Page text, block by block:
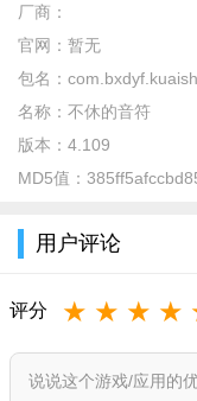
萌宠享受不一样的音
计，时下最流行的曲
乐趣与快乐。
不休的音符安卓版
极致享受【演奏】
人，合着美妙的旋律
汇聚全网海量热歌
厂商：
官网： 暂无
包名：
名称： 不休的音符
版本： 4.109
MD5值：
用户评论
评分 ★ ★ ★ ★